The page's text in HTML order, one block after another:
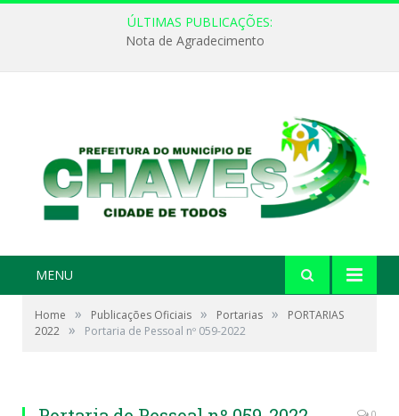
ÚLTIMAS PUBLICAÇÕES:
Nota de Agradecimento
MENU
Home » Publicações Oficiais » Portarias »
PORTARIAS
2022 » Portaria de Pessoal nº 059-2022